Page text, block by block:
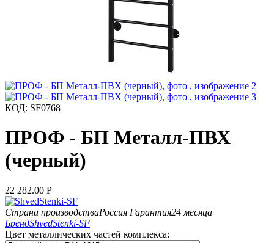
КОД: SF0768
ПРОФ - БП Металл-ПВХ
(черный)
22 282.00 Р
Страна производстваРоссия Гарантия24 месяца
БрендShvedStenki-SF
Цвет металлических частей комплекса: